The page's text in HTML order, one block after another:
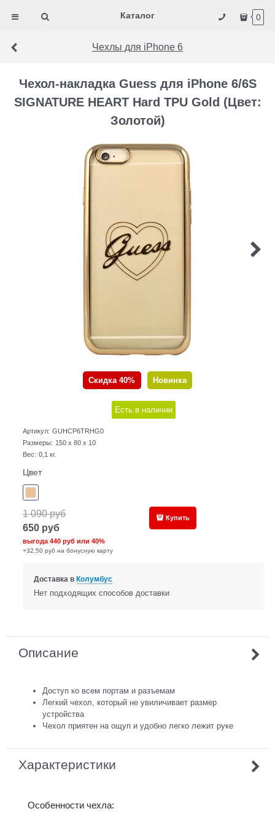
Каталог 0
Чехлы для iPhone 6
Чехол-накладка Guess для iPhone 6/6S
SIGNATURE HEART Hard TPU Gold (Цвет:
Золотой)
Скидка 40% Новинка
Есть в наличии
Артикул: GUHCP6TRHG0
Размеры: 150 x 80 x 10
Вес: 0,1 кг.
Цвет
1 090 руб
650 руб
выгода440 руб или40%
+32,50 руб на бонусную карту
Купить
Доставка в Колумбус
Нет подходящих способов доставки
Описание
Доступ ко всем портам и разъемам
Легкий чехол, который не увиличивает размер
устройства
Чехол приятен на ощуп и удобно легко лежит руке
Характеристики
Особенности чехла: